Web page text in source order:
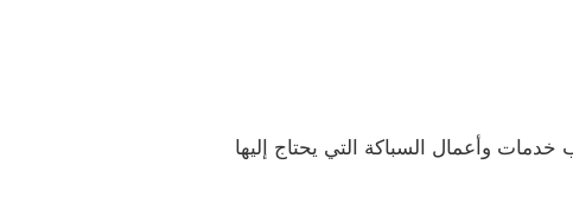
وأعمال السباكة التي يحتاج إليها